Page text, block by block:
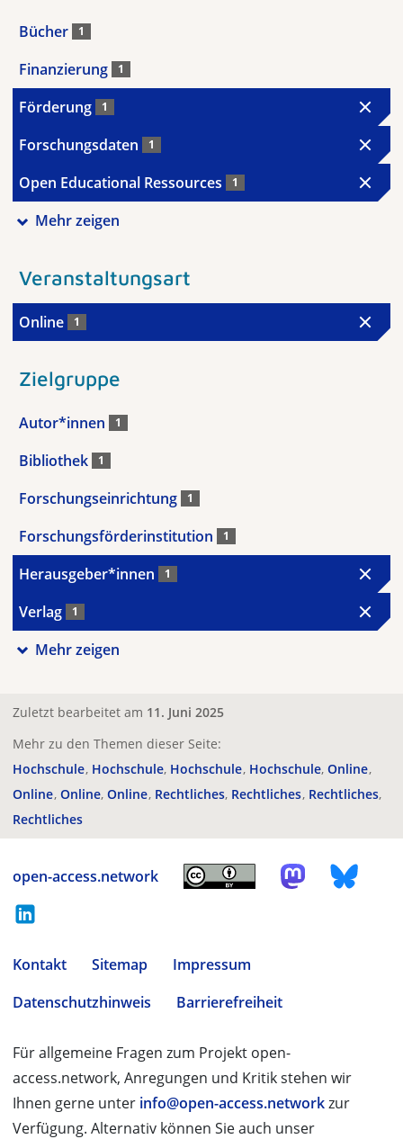
Bücher 1
Finanzierung 1
Förderung 1
Forschungsdaten 1
Open Educational Ressources 1
Mehr zeigen
Veranstaltungsart
Online 1
Zielgruppe
Autor*innen 1
Bibliothek 1
Forschungseinrichtung 1
Forschungsförderinstitution 1
Herausgeber*innen 1
Verlag 1
Mehr zeigen
Zuletzt bearbeitet am 11. Juni 2025
Mehr zu den Themen dieser Seite:
Hochschule Hochschule Hochschule Hochschule Online
Online Online Online Rechtliches Rechtliches Rechtliches
Rechtliches
open-access.network
Kontakt Sitemap
Impressum
Datenschutzhinweis
Barrierefreiheit
Für allgemeine Fragen zum Projekt open-
access.network, Anregungen und Kritik stehen wir
Ihnen gerne unter info@open-access.networkzur
Verfügung. Alternativ können Sie auch unser